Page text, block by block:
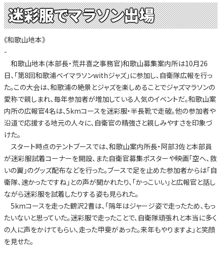
迷彩服でマラソン出場
《和歌山地本》
-
和歌山地本(本部長・荒井喜之事務官)和歌山募集案内所は10月26
日、「第8回和歌浦ベイマラソンwithジャズ」に参加し、自衛隊広報を行っ
た。この大会は、和歌浦の絶景とジャズを楽しめることでジャズマラソンの
愛称で親しまれ、毎年参加者が増加している人気のイベントだ。和歌山案
内所の広報官4名は、5kmコースを迷彩服・半長靴で走破。他の参加者や
沿道で応援する地元の人々に、自衛官の精強さと親しみやすさを印象づ
けた。
スタート時点のテントブースでは、和歌山案内所長・阿部3佐と本部員
が迷彩服試着コーナーを開設、また自衛官募集ポスターや映画「空へ、救
いの翼」のグッズ配布などを行った。ブースで足を止めた参加者からは「自
衛隊、速かったですね」との声が聞かれたり、「かっこいい」と広報官と話し
ながら迷彩服を試着したりする姿も見られた。
5kmコースを走った鶴沢2曹は、「隔年はジャージ姿で走ったため、もっ
たいないと思っていた。迷彩服で走ったことで、自衛隊頑張れと本当に多く
の人に声をかけてもらい、走った甲斐があった。来年もやりますよ」と笑顔
を見せた。